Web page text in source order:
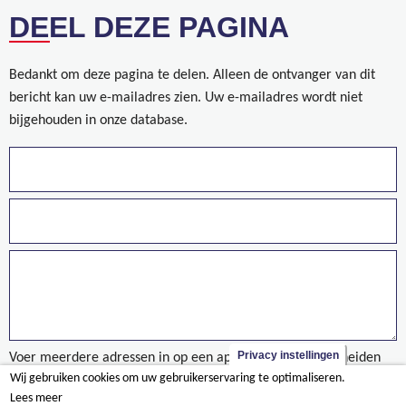
DEEL DEZE PAGINA
Bedankt om deze pagina te delen. Alleen de ontvanger van dit
bericht kan uw e-mailadres zien. Uw e-mailadres wordt niet
bijgehouden in onze database.
Voer meerdere adressen in op een aparte regels of gescheiden
door een komma.
Privacy instellingen
Wij gebruiken cookies om uw gebruikerservaring te optimaliseren.
Lees meer